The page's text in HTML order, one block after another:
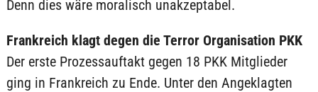
Denn dies wäre moralisch unakzeptabel.
Frankreich klagt degen die Terror Organisation PKK
Der erste Prozessauftakt gegen 18 PKK Mitglieder
ging in Frankreich zu Ende. Unter den Angeklagten